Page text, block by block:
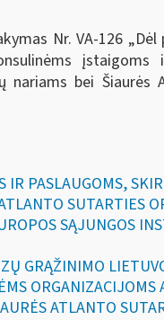
Nr. VA-126
įstaigoms
bei Šiaurės
IR PASLAUGOMS,
SUTARTIES
SĄJUNGOS
GRĄŽINIMO
ORGANIZACIJOMS
ATLANTO